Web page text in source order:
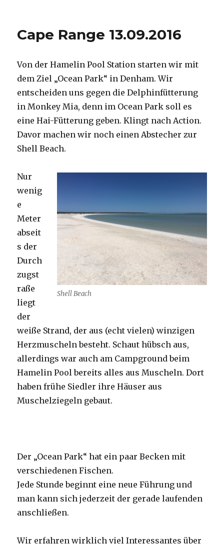
Cape Range 13.09.2016
Von der Hamelin Pool Station starten wir mit
dem Ziel „Ocean Park“ in Denham. Wir
entscheiden uns gegen die Delphinfütterung
in Monkey Mia, denn im Ocean Park soll es
eine Hai-Fütterung geben. Klingt nach Action.
Davor machen wir noch einen Abstecher zur
Shell Beach.
Shell Beach
Nur
wenig
e
Meter
abseit
s der
Durch
zugst
raße
liegt
der
weiße Strand, der aus (echt vielen) winzigen
Herzmuscheln besteht. Schaut hübsch aus,
allerdings war auch am Campground beim
Hamelin Pool bereits alles aus Muscheln. Dort
haben frühe Siedler ihre Häuser aus
Muschelziegeln gebaut.
Der „Ocean Park“ hat ein paar Becken mit
verschiedenen Fischen.
Jede Stunde beginnt eine neue Führung und
man kann sich jederzeit der gerade laufenden
anschließen.
Wir erfahren wirklich viel Interessantes über